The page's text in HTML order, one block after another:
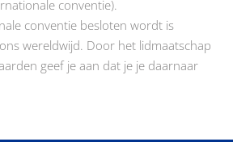
conventie).
conventie besloten wordt is
wereldwijd. Door het lidmaatschap
geef je aan dat je je daarnaar